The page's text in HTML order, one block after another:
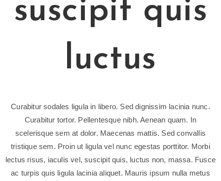
suscipit quis
luctus
Curabitur sodales ligula in libero. Sed dignissim lacinia nunc.
Curabitur tortor. Pellentesque nibh. Aenean quam. In
scelerisque sem at dolor. Maecenas mattis. Sed convallis
tristique sem. Proin ut ligula vel nunc egestas porttitor. Morbi
lectus risus, iaculis vel, suscipit quis, luctus non, massa. Fusce
ac turpis quis ligula lacinia aliquet. Mauris ipsum nulla metus